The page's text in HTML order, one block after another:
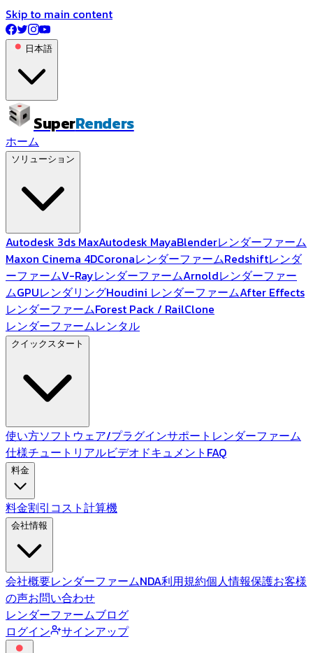
Skip to main content
日本語
SuperRenders
ホーム
ソリューション
Autodesk 3ds MaxAutodesk MayaBlenderレンダーファーム
Maxon Cinema 4DCoronaレンダーファームRedshiftレンダ
ーファームV-RayレンダーファームArnoldレンダーファー
ムGPUレンダリングHoudini レンダーファームAfter Effects
レンダーファームForest Pack / RailClone
レンダーファームレンタル
クイックスタート
使い方ソフトウェア/プラグインサポート レンダーファーム
仕様チュートリアルビデオ ドキュメント FAQ
料金
料金割引 コスト計算機
会社情報
会社概要レンダーファームNDA利用規約個人情報保護お客様
の声お問い合わせ
レンダーファームブログ
ログイン
サインアップ